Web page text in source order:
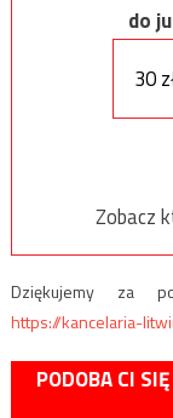
do
30
Zobacz
Dziękujemy za
https://kancelaria-
PODOBA CI